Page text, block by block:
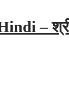
– श्री